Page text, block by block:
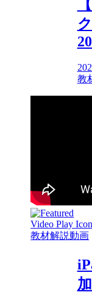
教
教材解説動画